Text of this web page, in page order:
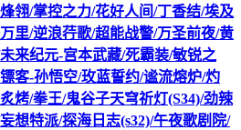
翎/掌控之力/花好人间/丁香结/埃及
里/逆浪荇歌/超能战警/万圣前夜/黄
来纪元-宫本武藏/死霸装/敏锐之
客-孙悟空/玫蓝誓约/谧流熔炉/灼
烤/拳王/鬼谷子天穹祈灯(S34)/劲辣
想特派/探海日志(s32)/午夜歌剧院/